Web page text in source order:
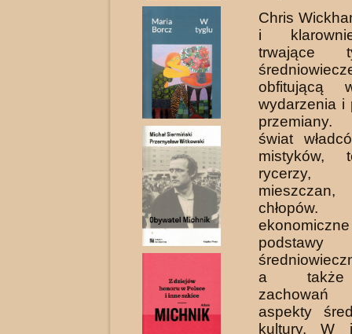
Chris
i
trwające
obfi­tującą
wydarzenia i
przemiany.
świat
mistyków,
chłopów.
podstawy
a także
aspekty
kultury. W